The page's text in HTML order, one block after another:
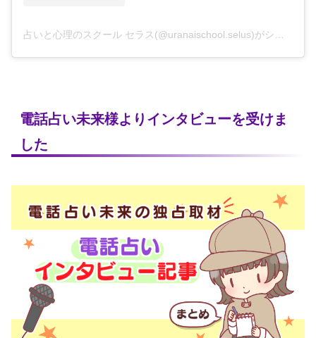
占いと心理のスクール セラス(@uranaischool.selus)がシェアした投稿
電話占い未来様よりインタビューを受けま
した